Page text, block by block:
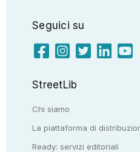
Seguici su
StreetLib
Chi siamo
La piattaforma di
Ready: servizi editoriali